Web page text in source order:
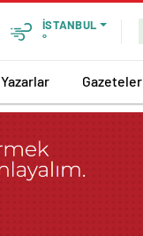
İSTANBUL
°
Yazarlar Gazeteler